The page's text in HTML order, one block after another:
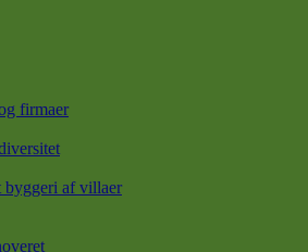
firmaer
af villaer